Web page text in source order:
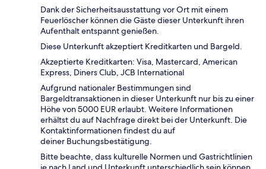
Dank der Sicherheitsausstattung vor Ort mit einem
Feuerlöscher können die Gäste dieser Unterkunft ihren
Aufenthalt entspannt genießen.
Diese Unterkunft akzeptiert Kreditkarten und Bargeld.
Akzeptierte Kreditkarten: Visa, Mastercard, American
Express, Diners Club, JCB International
Aufgrund nationaler Bestimmungen sind
Bargeldtransaktionen in dieser Unterkunft nur bis zu einer
Höhe von 5000 EUR erlaubt. Weitere Informationen
erhältst du auf Nachfrage direkt bei der Unterkunft. Die
Kontaktinformationen findest du auf
deiner Buchungsbestätigung.
Bitte beachte, dass kulturelle Normen und Gastrichtlinien